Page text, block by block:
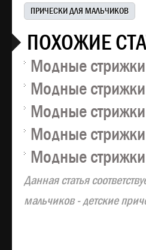
ПРИЧЕСКИ ДЛЯ МАЛЬЧИКОВ
ПОХОЖИЕ
Модные
Модные
Модные
Модные
Модные
Данная статья
мальчиков - детские